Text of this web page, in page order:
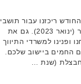
ריכזנו עבור תושבי
בקעת אונו את הדירות שנמכרו בחודש שעבר (ינואר 2023). גם את
ופנינו למשרדי התיווך
החמים ביישוב שלכם.